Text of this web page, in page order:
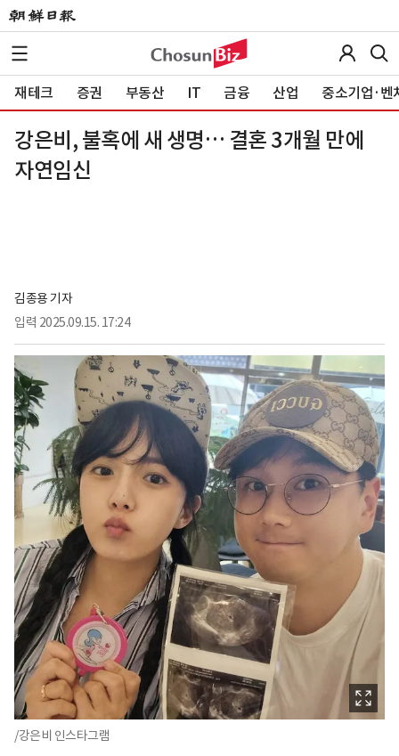
재테크 증권 부동산 IT 금융 산업 중소기업·벤
강은비, 불혹에 새 생명… 결혼 3개월 만에
자연임신
김종용 기자
입력 2025.09.15. 17:24
/강은비 인스타그램